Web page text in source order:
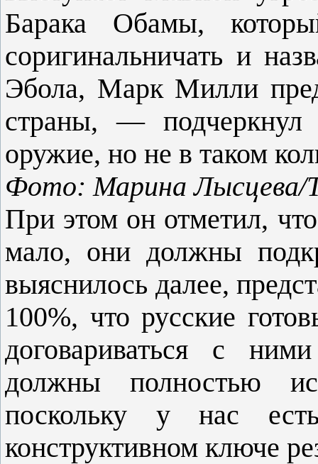
Барака Обамы,
соригинальничать и
Эбола, Марк Милли
страны, —
оружие, но не в таком
Фото: Марина Лысцева/
При этом он отметил,
мало, они должны
выяснилось далее,
100%, что русские
договариваться с
должны полностью
поскольку у нас
конструктивном ключе